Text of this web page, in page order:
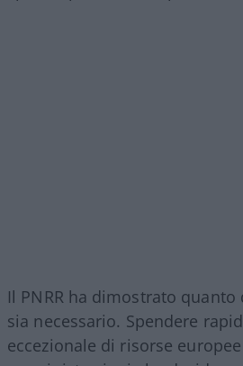
Il PNRR ha dimostrato quanto
sia necessario. Spendere
eccezionale di risorse